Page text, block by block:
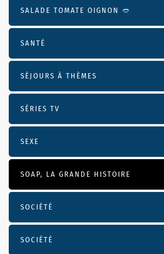
SALADE TOMATE OIGNON 🥙
SANTÉ
SÉJOURS À THÈMES
SÉRIES TV
SEXE
SOAP, LA GRANDE HISTOIRE
SOCIÉTÉ
SOCIÉTÉ